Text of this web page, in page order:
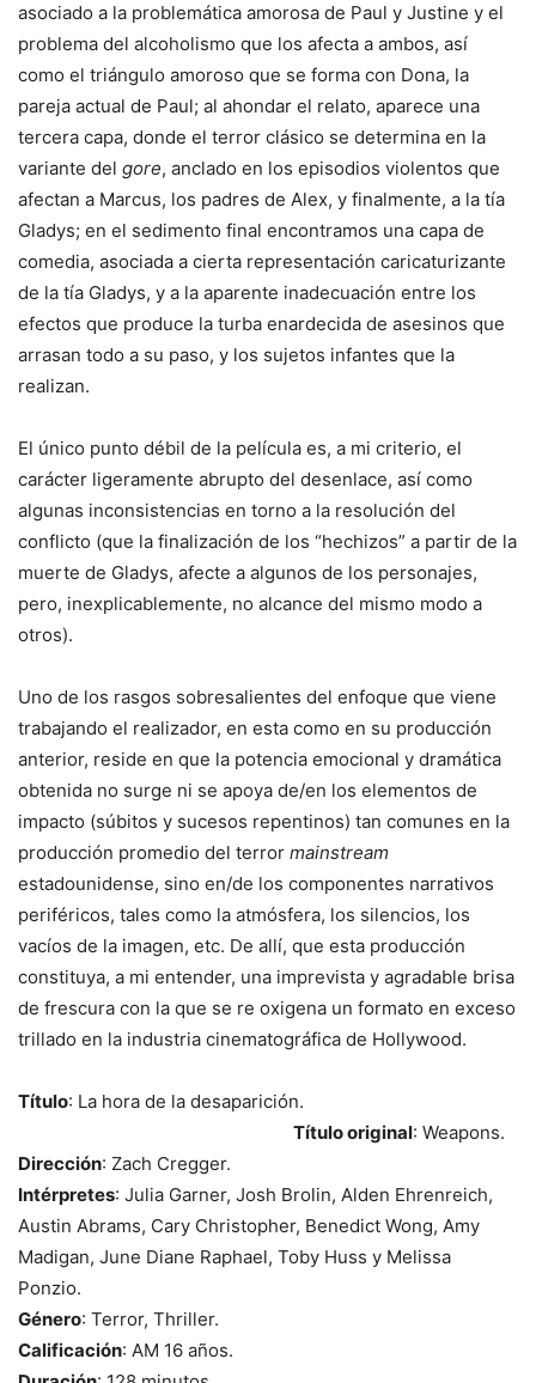
asociado a la problemática amorosa de Paul y Justine y el
problema del alcoholismo que los afecta a ambos, así
como el triángulo amoroso que se forma con Dona, la
pareja actual de Paul; al ahondar el relato, aparece una
tercera capa, donde el terror clásico se determina en la
variante del gore, anclado en los episodios violentos que
afectan a Marcus, los padres de Alex, y finalmente, a la tía
Gladys; en el sedimento final encontramos una capa de
comedia, asociada a cierta representación caricaturizante
de la tía Gladys, y a la aparente inadecuación entre los
efectos que produce la turba enardecida de asesinos que
arrasan todo a su paso, y los sujetos infantes que la
realizan.
El único punto débil de la película es, a mi criterio, el
carácter ligeramente abrupto del desenlace, así como
algunas inconsistencias en torno a la resolución del
conflicto (que la finalización de los “hechizos” a partir de la
muerte de Gladys, afecte a algunos de los personajes,
pero, inexplicablemente, no alcance del mismo modo a
otros).
Uno de los rasgos sobresalientes del enfoque que viene
trabajando el realizador, en esta como en su producción
anterior, reside en que la potencia emocional y dramática
obtenida no surge ni se apoya de/en los elementos de
impacto (súbitos y sucesos repentinos) tan comunes en la
producción promedio del terror mainstream
estadounidense, sino en/de los componentes narrativos
periféricos, tales como la atmósfera, los silencios, los
vacíos de la imagen, etc. De allí, que esta producción
constituya, a mi entender, una imprevista y agradable brisa
de frescura con la que se re oxigena un formato en exceso
trillado en la industria cinematográfica de Hollywood.
Título: La hora de la desaparición.
Título original: Weapons.
Dirección: Zach Cregger.
Intérpretes: Julia Garner, Josh Brolin, Alden Ehrenreich,
Austin Abrams, Cary Christopher, Benedict Wong, Amy
Madigan, June Diane Raphael, Toby Huss y Melissa
Ponzio.
Género: Terror, Thriller.
Calificación: AM 16 años.